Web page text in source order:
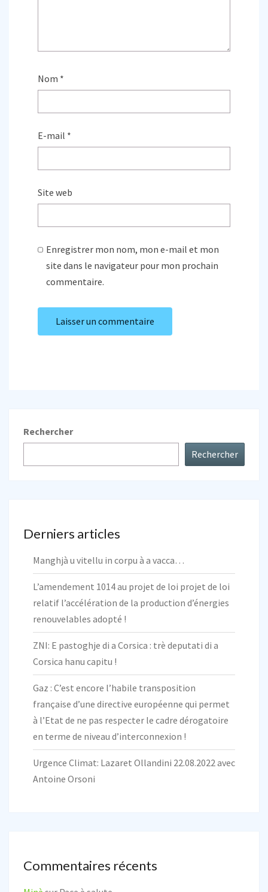
Nom *
E-mail *
Site web
Enregistrer mon nom, mon e-mail et mon
site dans le navigateur pour mon prochain
commentaire.
Rechercher
Rechercher
Derniers articles
Manghjà u vitellu in corpu à a vacca…
L’amendement 1014 au projet de loi projet de loi
relatif l’accélération de la production d’énergies
renouvelables adopté !
ZNI: E pastoghje di a Corsica : trè deputati di a
Corsica hanu capitu !
Gaz : C’est encore l’habile transposition
française d’une directive européenne qui permet
à l’Etat de ne pas respecter le cadre dérogatoire
en terme de niveau d’interconnexion !
Urgence Climat: Lazaret Ollandini 22.08.2022 avec
Antoine Orsoni
Commentaires récents